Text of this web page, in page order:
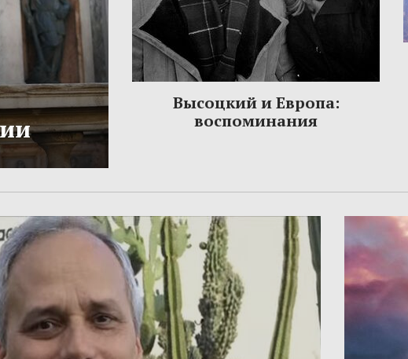
Высоцкий и Европа:
воспоминания